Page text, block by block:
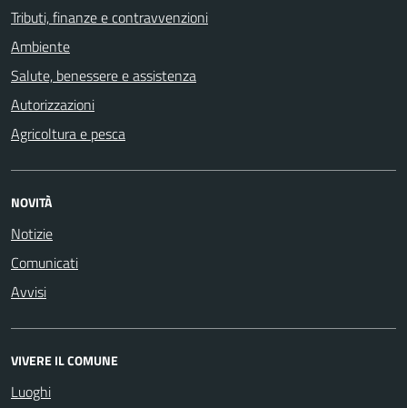
Tributi, finanze e contravvenzioni
Ambiente
Salute, benessere e assistenza
Autorizzazioni
Agricoltura e pesca
NOVITÀ
Notizie
Comunicati
Avvisi
VIVERE IL COMUNE
Luoghi